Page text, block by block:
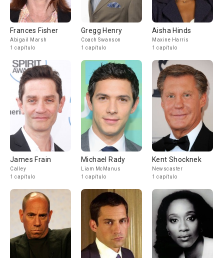
Frances Fisher
Abigail Marsh
1 capítulo
Gregg Henry
Coach Swanson
1 capítulo
Aisha Hinds
Maxine Harris
1 capítulo
James Frain
Calley
1 capítulo
Michael Rady
Liam McManus
1 capítulo
Kent Shocknek
Newscaster
1 capítulo